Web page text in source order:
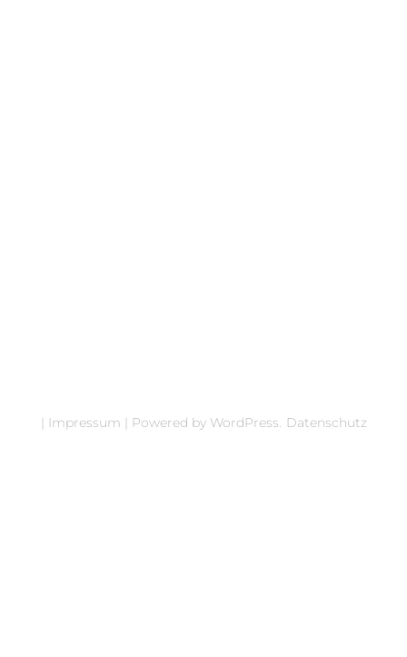
| Impressum | Powered by WordPress. Datenschutz